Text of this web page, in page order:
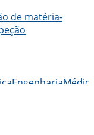
de matéria-
Engenharia